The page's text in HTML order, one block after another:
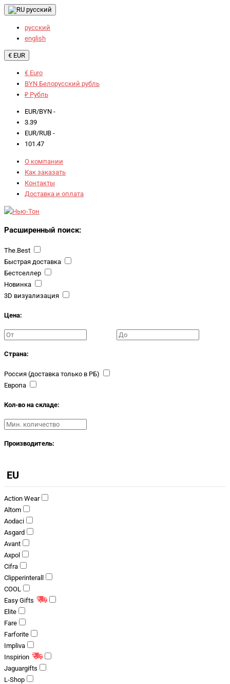
русский
русский
english
€ EUR
€ Euro
BYN Белорусский рубль
₽ Рубль
EUR/BYN -
3.39
EUR/RUB -
101.47
О компании
Как заказать
Контакты
Доставка и оплата
Расширенный поиск:
The.Best
Быстрая доставка
Бестселлер
Новинка
3D визуализация
Цена:
Страна:
Россия (доставка только в РБ)
Европа
Кол-во на складе:
Производитель:
EU
Action Wear
Altom
Aodaci
Asgard
Avant
Axpol
Cifra
Clipperinterall
COOL
Easy Gifts
Elite
Fare
Farforite
Impliva
Inspirion
Jaguargifts
L-Shop